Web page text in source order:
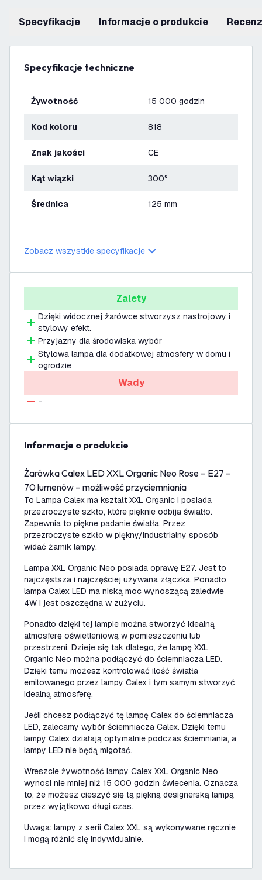
Specyfikacje informacje o produkcie
Specyfikacje techniczne
Żywotność 15 000 godzin
Kod koloru 818
Znak jakości CE
Kąt wiązki 300°
Średnica 125 mm
Zobacz wszystkie specyfikacje
Zalety
Dzięki widocznej żarówce stworzysz nastrojowy i
stylowy efekt.
Przyjazny dla środowiska wybór
Stylowa lampa dla dodatkowej atmosfery w domu i
ogrodzie
Wady
-
informacje o produkcie
Żarówka Calex LED XXL Organic Neo Rose – E27 –
70 lumenów – możliwość przyciemniania
To Lampa Calex ma kształt XXL Organic i posiada
przezroczyste szkło, które pięknie odbija światło.
Zapewnia to piękne padanie światła. Przez
przezroczyste szkło w piękny/industrialny sposób
widać żarnik lampy.
Lampa XXL Organic Neo posiada oprawę E27. Jest to
najczęstsza i najczęściej używana złączka. Ponadto
lampa Calex LED ma niską moc wynoszącą zaledwie
4W i jest oszczędna w zużyciu.
Ponadto dzięki tej lampie można stworzyć idealną
atmosferę oświetleniową w pomieszczeniu lub
przestrzeni. Dzieje się tak dlatego, że lampę XXL
Organic Neo można podłączyć do ściemniacza LED.
Dzięki temu możesz kontrolować ilość światła
emitowanego przez lampy Calex i tym samym stworzyć
idealną atmosferę.
Jeśli chcesz podłączyć tę lampę Calex do ściemniacza
LED, zalecamy wybór ściemniacza Calex. Dzięki temu
lampy Calex działają optymalnie podczas ściemniania, a
lampy LED nie będą migotać.
Wreszcie żywotność lampy Calex XXL Organic Neo
wynosi nie mniej niż 15 000 godzin świecenia. Oznacza
to, że możesz cieszyć się tą piękną designerską lampą
przez wyjątkowo długi czas.
Uwaga: lampy z serii Calex XXL są wykonywane ręcznie
i mogą różnić się indywidualnie.